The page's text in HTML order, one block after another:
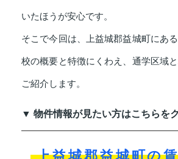
いたほうが安心です。
そこで今回は、上益城郡益城町にあ
校の概要と特徴にくわえ、通学区域
ご紹介します。
▼ 物件情報が見たい方はこちらを
上益城郡益城町の